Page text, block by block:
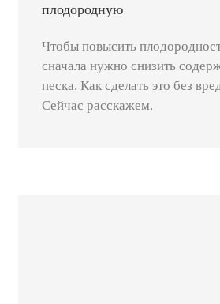
плодородную
Чтобы повысить
сначала нужно снизить
песка. Как сделать это без
Сейчас расскажем.